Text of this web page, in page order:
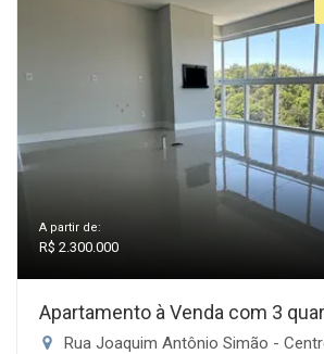
A partir de:
R$ 2.300.000
Apartamento à Venda com 3
Rua Joaquim Antônio Simão -